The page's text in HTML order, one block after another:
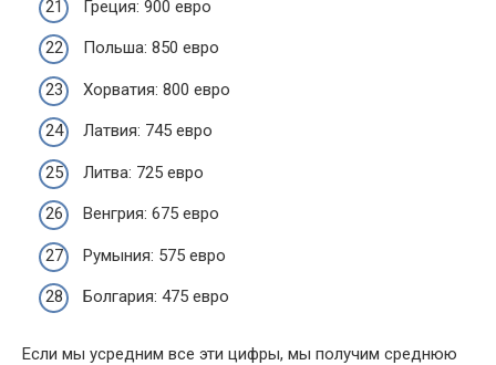
Греция: 900 евро
Польша: 850 евро
Хорватия: 800 евро
Латвия: 745 евро
Литва: 725 евро
Венгрия: 675 евро
Румыния: 575 евро
Болгария: 475 евро
Если мы усредним все эти цифры, мы получим среднюю